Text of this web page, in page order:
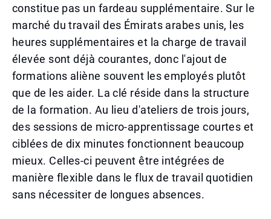
constitue pas un fardeau supplémentaire. Sur le
marché du travail des Émirats arabes unis, les
heures supplémentaires et la charge de travail
élevée sont déjà courantes, donc l'ajout de
formations aliène souvent les employés plutôt
que de les aider. La clé réside dans la structure
de la formation. Au lieu d'ateliers de trois jours,
des sessions de micro-apprentissage courtes et
ciblées de dix minutes fonctionnent beaucoup
mieux. Celles-ci peuvent être intégrées de
manière flexible dans le flux de travail quotidien
sans nécessiter de longues absences.